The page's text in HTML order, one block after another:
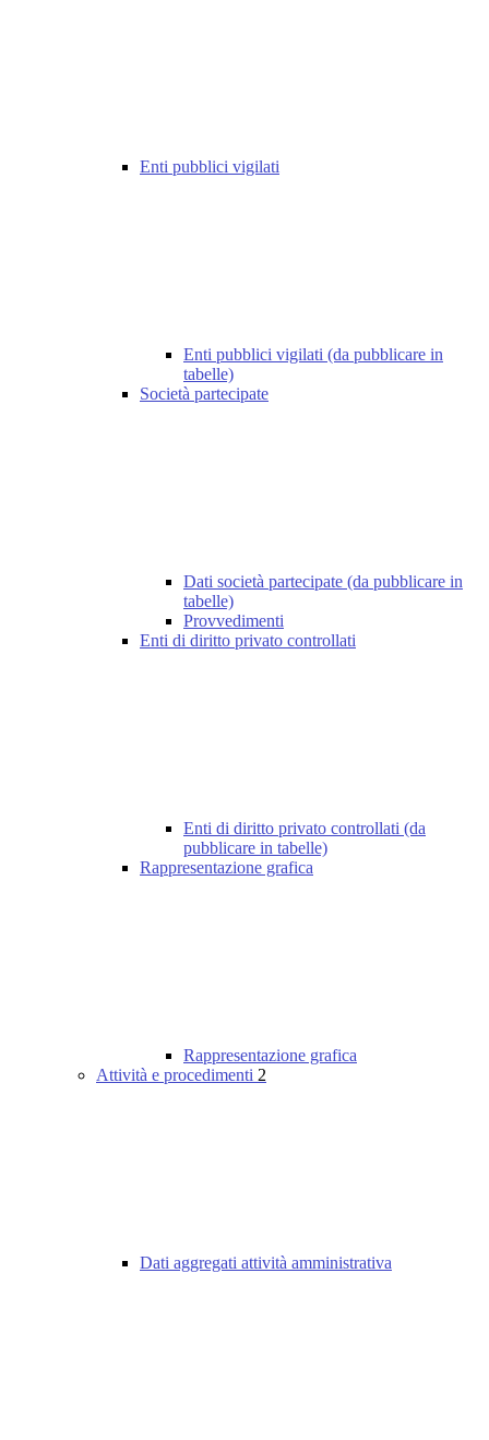
Enti pubblici vigilati
Enti pubblici vigilati (da pubblicare in
tabelle)
Società partecipate
Dati società partecipate (da pubblicare in
tabelle)
Provvedimenti
Enti di diritto privato controllati
Enti di diritto privato controllati (da
pubblicare in tabelle)
Rappresentazione grafica
Rappresentazione grafica
Attività e procedimenti 2
Dati aggregati attività amministrativa